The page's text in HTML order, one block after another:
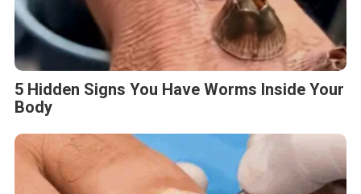
5 Hidden Signs You Have Worms Inside Your
Body